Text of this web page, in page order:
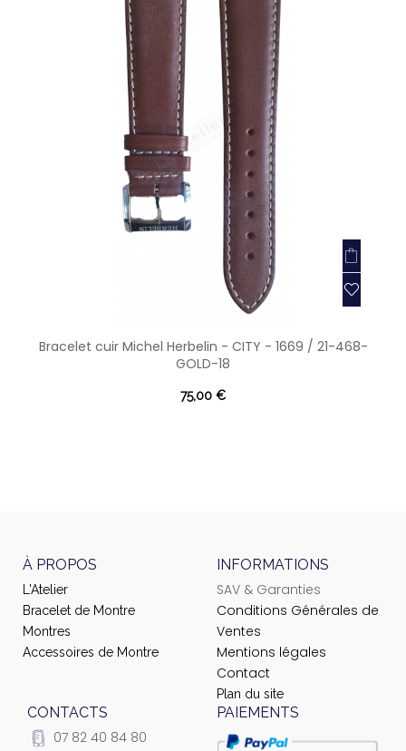
Bracelet cuir Michel Herbelin - CITY - 1669 / 21-468-
GOLD-18
75,00 €
À PROPOS
L'Atelier
Bracelet de Montre
Montres
Accessoires de Montre
INFORMATIONS
SAV & Garanties
Conditions Générales de
Ventes
Mentions légales
Contact
Plan du site
CONTACTS
07 82 40 84 80
PAIEMENTS